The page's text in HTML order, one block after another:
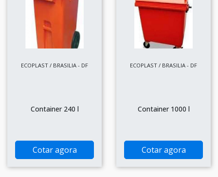
ECOPLAST / BRASILIA - DF
Container 240 l
Cotar agora
ECOPLAST / BRASILIA - DF
Container 1000 l
Cotar agora